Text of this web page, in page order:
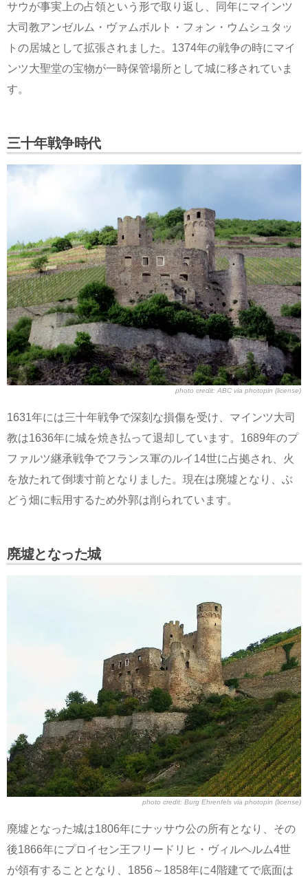
サウが事実上の占領という形で取り返し、同年にマインツ
大司教アンゼルム・ヴァムボルト・フォン・ウムシュタッ
トの居城として拡張されました。1374年の戦争の時にマイ
ンツ大聖堂の宝物が一時保管場所として城に移されていま
す。
三十年戦争時代
photo credit: ABC via photopin (license)
1631年には三十年戦争で深刻な損傷を受け、マインツ大司
教は1636年に城を焼き払って退却しています。1689年のプ
ファルツ継承戦争でフランス軍のルイ14世に占拠され、火
を放たれて倒壊寸前となりました。現在は廃墟となり、ぶ
どう畑に転用するため外郭は削られています。
廃墟となった城
photo credit: Burg Ehrenfels via photopin (license)
廃墟となった城は1806年にナッサウ公の所有となり、その
後1866年にプロイセン王フリードリヒ・ヴィルヘルム4世
が領有することとなり、1856～1858年に4階建てで底面は